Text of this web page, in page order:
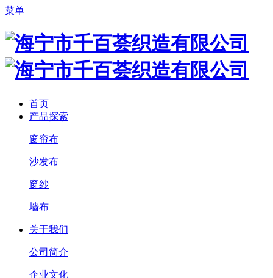
菜单
首页
产品探索
窗帘布
沙发布
窗纱
墙布
关于我们
公司简介
企业文化